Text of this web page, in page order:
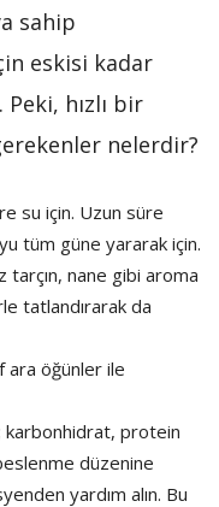
sahip
eskisi kadar
hızlı bir
nelerdir?
su için. Uzun süre
tüm güne yararak için.
tarçın, nane gibi aroma
tatlandırarak da
ara öğünler ile
karbonhidrat, protein
düzenine
yardım alın. Bu